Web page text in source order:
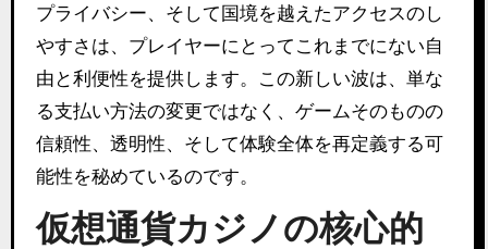
プライバシー、そして国境を越えたアクセスのし
やすさは、プレイヤーにとってこれまでにない自
由と利便性を提供します。この新しい波は、単な
る支払い方法の変更ではなく、ゲームそのものの
信頼性、透明性、そして体験全体を再定義する可
能性を秘めているのです。
仮想通貨カジノの核心的